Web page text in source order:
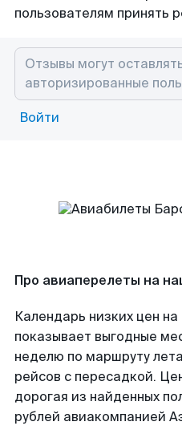
пользователям принять
Войти
Про авиаперелеты на
Календарь низких цен
показывает выгодные
неделю по маршруту
рейсов с пересадкой.
дорогая из найденных
рублей авиакомпанией